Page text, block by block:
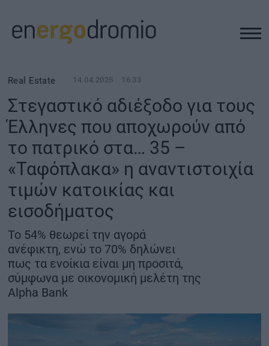
ΥΠΟΔΟΜΕΣ
REAL ESTATE
ΠΕΡΙΒΑΛΛΟΝ
ΕΝΕΡΓΕΙΑ
ΜΕΤΑΦΟΡΕΣ - ΗΛΕΚΤΡΟΚΙΝΗΣΗ
ΨΗΦΙΑΚΟΣ ΚΟΣΜΟΣ
ΟΙΚΟΝΟΜΙΑ - ΕΠΙΧΕΙΡΗΣΕΙΣ
Real Estate 14.04.2025 16:33
Στεγαστικό αδιέξοδο για τους
Έλληνες που αποχωρούν από
το πατρικό στα… 35 –
«Ταφόπλακα» η αναντιστοιχία
τιμών κατοικίας και
εισοδήματος
Το 54% θεωρεί την αγορά
ανέφικτη, ενώ το 70% δηλώνει
πως τα ενοίκια είναι μη προσιτά,
σύμφωνα με οικονομική μελέτη της
Alpha Bank